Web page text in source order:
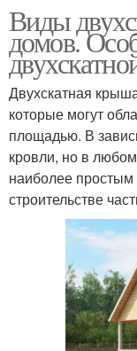
Виды
домов.
Двухскатная
которые могут
площадью. В
кровли, но в
наиболее простым
строительстве